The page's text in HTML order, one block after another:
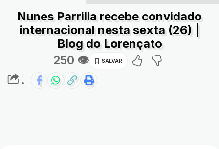
Nunes Parrilla recebe convidado
internacional nesta sexta (26) |
Blog do Lorençato
250 👁
.